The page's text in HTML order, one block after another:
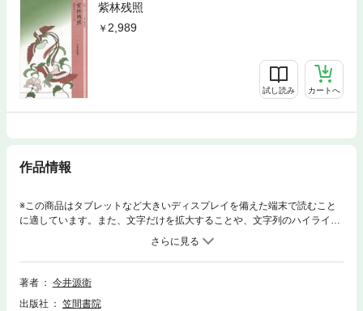
紫林残照
2,989
試し読み カートへ
作品情報
※この商品はタブレットなど大きいディスプレイを備えた端末で読むこと
に適しています。また、文字だけを拡大することや、文字列のハイライ
ト、検索、辞書の参照、引用などの機能が使用できません。国文学研究の
現状から王朝文学・源氏物語にわたり広範囲に論述。
著者
今井源衛
出版社
笠間書院